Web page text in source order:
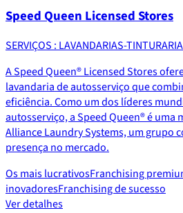
Speed Queen Licensed Stores
SERVIÇOS : LAVANDARIAS-
A Speed Queen® Licensed Stores
lavandaria de autosserviço que
eficiência. Como um dos líderes
autosserviço, a Speed Queen® é uma
Alliance Laundry Systems, um grupo
presença no mercado.
Os mais lucrativosFranchising
inovadoresFranchising de sucesso
Ver detalhes